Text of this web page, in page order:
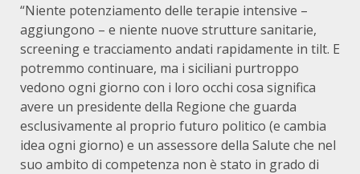
“Niente potenziamento delle terapie intensive –
aggiungono – e niente nuove strutture sanitarie,
screening e tracciamento andati rapidamente in tilt. E
potremmo continuare, ma i siciliani purtroppo
vedono ogni giorno con i loro occhi cosa significa
avere un presidente della Regione che guarda
esclusivamente al proprio futuro politico (e cambia
idea ogni giorno) e un assessore della Salute che nel
suo ambito di competenza non è stato in grado di